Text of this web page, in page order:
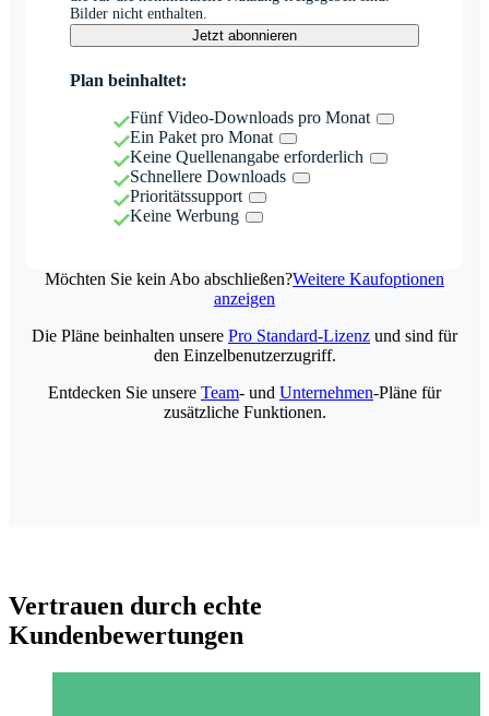
Bilder nicht enthalten.
Jetzt abonnieren
Plan beinhaltet:
Fünf Video-Downloads pro Monat
Ein Paket pro Monat
Keine Quellenangabe erforderlich
Schnellere Downloads
Prioritätssupport
Keine Werbung
Möchten Sie kein Abo abschließen?Weitere Kaufoptionen
anzeigen
Die Pläne beinhalten unsere Pro Standard-Lizenz und sind für
den Einzelbenutzerzugriff.
Entdecken Sie unsere Team- und Unternehmen-Pläne für
zusätzliche Funktionen.
Vertrauen durch echte
Kundenbewertungen